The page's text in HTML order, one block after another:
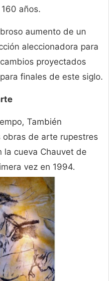
años.
aumento de un
aleccionadora para
proyectados
finales de este siglo.
También
obras de arte rupestres
la cueva Chauvet de
vez en 1994.